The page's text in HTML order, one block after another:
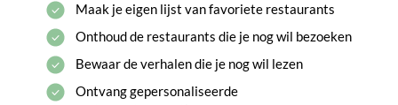
Maak je eigen lijst van favoriete restaurants
Onthoud de restaurants die je nog wil bezoeken
Bewaar de verhalen die je nog wil lezen
Ontvang gepersonaliseerde